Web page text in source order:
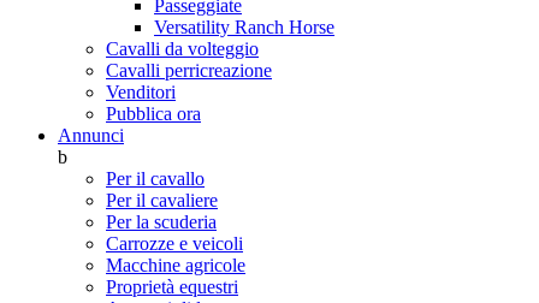
Passeggiate
Versatility Ranch Horse
Cavalli da volteggio
Cavalli perricreazione
Venditori
Pubblica ora
Annunci
b
Per il cavallo
Per il cavaliere
Per la scuderia
Carrozze e veicoli
Macchine agricole
Proprietà equestri